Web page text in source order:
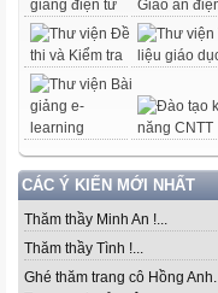
CÁC Ý KIẾN MỚI NHẤT
Thăm thầy Minh An !...
Thăm thầy Tình !...
Ghé thăm trang cô Hồng Anh.